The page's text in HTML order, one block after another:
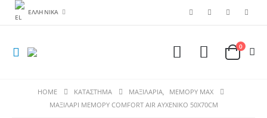
ΕΛΛΗΝΙΚΆ
0
HOME ΚΑΤΆΣΤΗΜΑ ΜΑΞΙΛΑΡΙΑ,
ΜΕΜΟΡΥ MAX
MAΞΙΛΑΡΙ ΜΕΜΟΡΥ COMFORT AIR AYXENIKO 50Χ70CM